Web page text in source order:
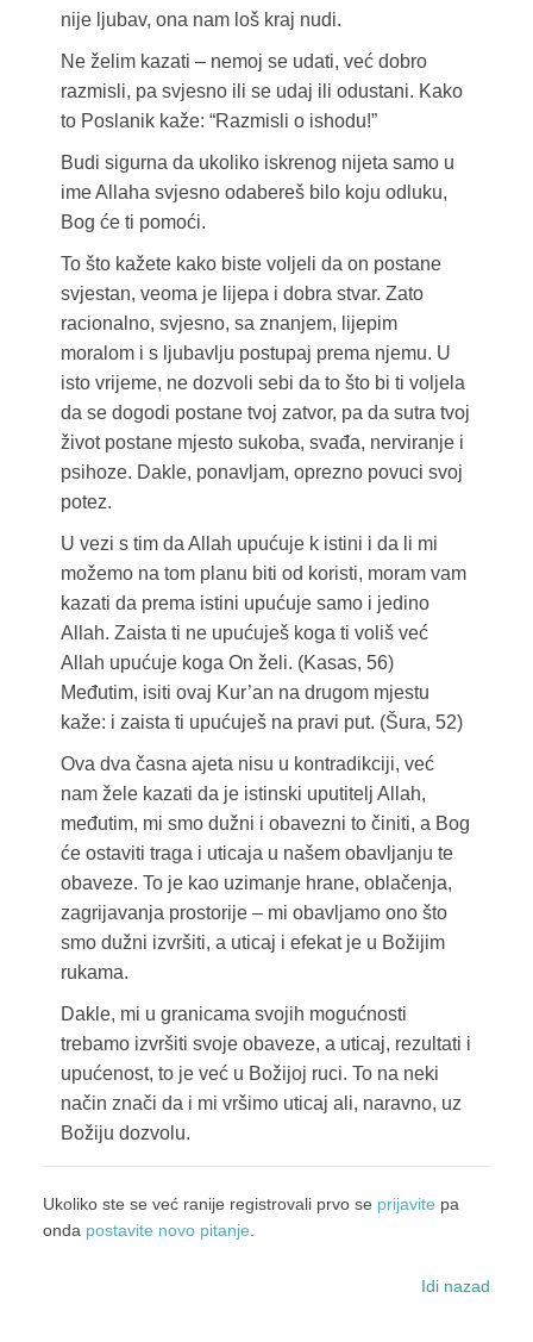
nije ljubav, ona nam loš kraj nudi.
Ne želim kazati – nemoj se udati, već dobro
razmisli, pa svjesno ili se udaj ili odustani. Kako
to Poslanik kaže: “Razmisli o ishodu!”
Budi sigurna da ukoliko iskrenog nijeta samo u
ime Allaha svjesno odabereš bilo koju odluku,
Bog će ti pomoći.
To što kažete kako biste voljeli da on postane
svjestan, veoma je lijepa i dobra stvar. Zato
racionalno, svjesno, sa znanjem, lijepim
moralom i s ljubavlju postupaj prema njemu. U
isto vrijeme, ne dozvoli sebi da to što bi ti voljela
da se dogodi postane tvoj zatvor, pa da sutra tvoj
život postane mjesto sukoba, svađa, nerviranje i
psihoze. Dakle, ponavljam, oprezno povuci svoj
potez.
U vezi s tim da Allah upućuje k istini i da li mi
možemo na tom planu biti od koristi, moram vam
kazati da prema istini upućuje samo i jedino
Allah. Zaista ti ne upućuješ koga ti voliš već
Allah upućuje koga On želi. (Kasas, 56)
Međutim, isiti ovaj Kur’an na drugom mjestu
kaže: i zaista ti upućuješ na pravi put. (Šura, 52)
Ova dva časna ajeta nisu u kontradikciji, već
nam žele kazati da je istinski uputitelj Allah,
međutim, mi smo dužni i obavezni to činiti, a Bog
će ostaviti traga i uticaja u našem obavljanju te
obaveze. To je kao uzimanje hrane, oblačenja,
zagrijavanja prostorije – mi obavljamo ono što
smo dužni izvršiti, a uticaj i efekat je u Božijim
rukama.
Dakle, mi u granicama svojih mogućnosti
trebamo izvršiti svoje obaveze, a uticaj, rezultati i
upućenost, to je već u Božijoj ruci. To na neki
način znači da i mi vršimo uticaj ali, naravno, uz
Božiju dozvolu.
Ukoliko ste se već ranije registrovali prvo se prijavite pa
onda postavite novo pitanje.
Idi nazad